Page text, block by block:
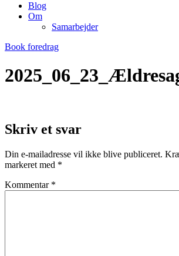
Blog
Om
Samarbejder
Book foredrag
Skriv et svar
Din e-mailadresse vil ikke blive publiceret.
markeret med *
Kommentar *